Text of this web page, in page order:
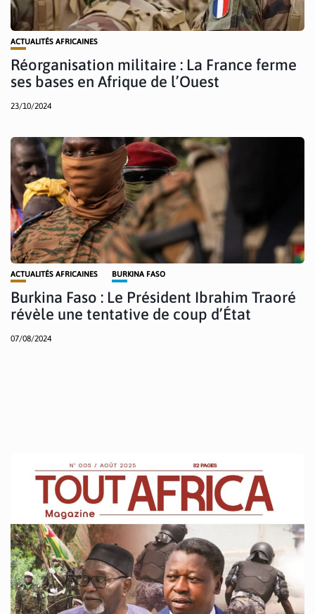
ACTUALITÉS AFRICAINES
Réorganisation militaire : La France ferme
ses bases en Afrique de l’Ouest
23/10/2024
ACTUALITÉS AFRICAINES BURKINA FASO
Burkina Faso : Le Président Ibrahim Traoré
révèle une tentative de coup d’État
07/08/2024